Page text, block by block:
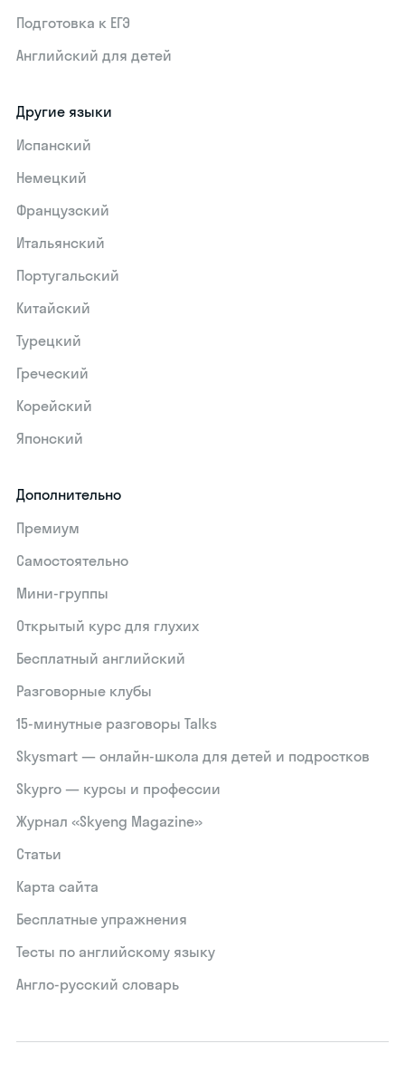
Подготовка к ЕГЭ
Английский для детей
Другие языки
Испанский
Немецкий
Французский
Итальянский
Португальский
Китайский
Турецкий
Греческий
Корейский
Японский
Дополнительно
Премиум
Самостоятельно
Мини-группы
Открытый курс для глухих
Бесплатный английский
Разговорные клубы
15‑минутные разговоры Talks
Skysmart — онлайн-школа для детей и подростков
Skypro — курсы и профессии
Журнал «Skyeng Magazine»
Статьи
Карта сайта
Бесплатные упражнения
Тесты по английскому языку
Англо-русский словарь